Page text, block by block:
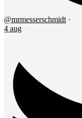
@mrmesserschmidt ·
4 aug